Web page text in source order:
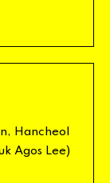
, Hancheol
Agos Lee)